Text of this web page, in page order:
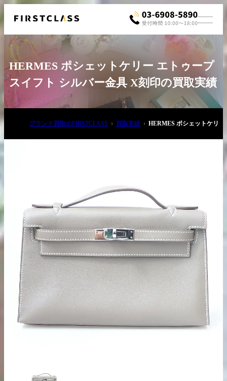
出張買取の
お申込み
宅配買取の
お申込み
HERMES ポシェットケリー エトゥープ
スイフト シルバー金具 X刻印の買取実績
ブランド買取のFIRSTCLASS 買取実績 HERMES ポシェットケリ